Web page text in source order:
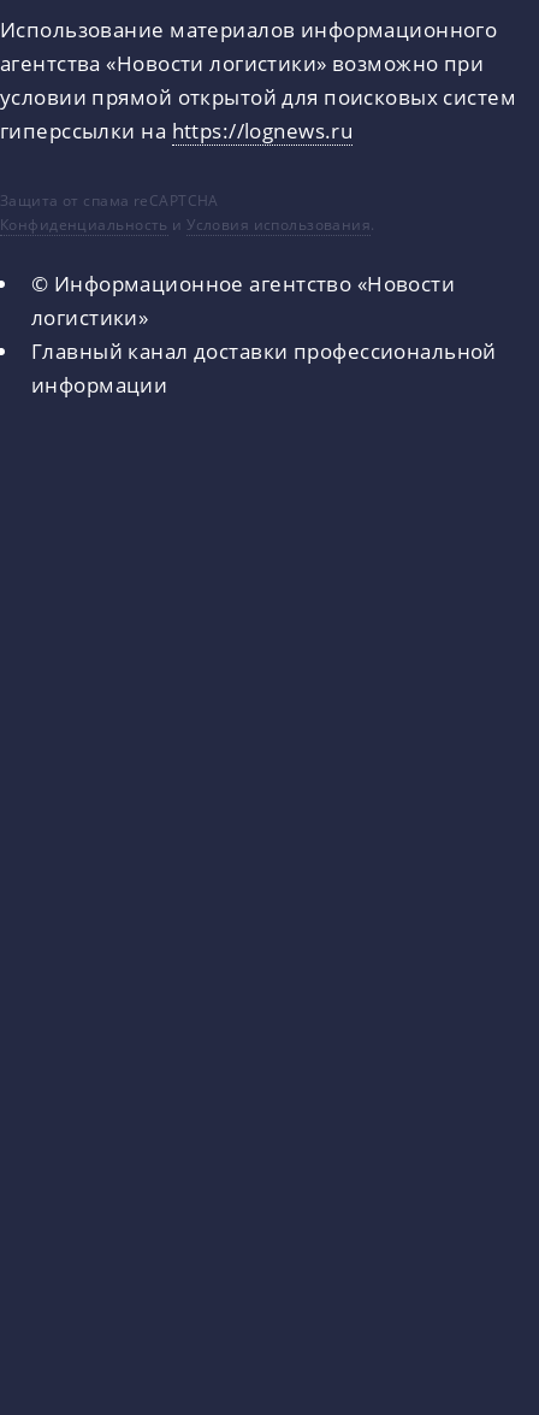
Использование материалов информационного
агентства «Новости логистики» возможно при
условии прямой открытой для поисковых систем
гиперссылки на https://lognews.ru
Защита от спама reCAPTCHA
Конфиденциальность иУсловия использования.
© Информационное агентство «Новости
логистики»
Главный канал доставки профессиональной
информации